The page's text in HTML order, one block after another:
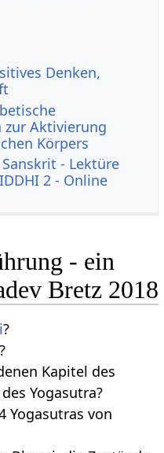
Denken,
zur Aktivierung
Körpers
- Lektüre
2 - Online
- ein
Bretz 2018
?
Kapitel des
Yogasutra?
Yogasutras von